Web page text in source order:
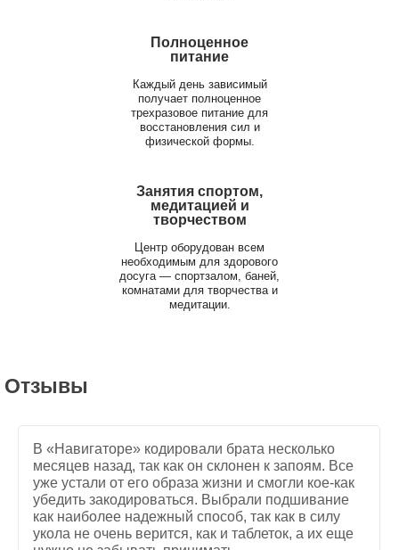
Полноценное
питание
Каждый день зависимый
получает полноценное
трехразовое питание для
восстановления сил и
физической формы.
Занятия спортом,
медитацией и
творчеством
Центр оборудован всем
необходимым для здорового
досуга — спортзалом, баней,
комнатами для творчества и
медитации.
Отзывы
В «Навигаторе» кодировали брата несколько
месяцев назад, так как он склонен к запоям. Все
уже устали от его образа жизни и смогли кое-как
убедить закодироваться. Выбрали подшивание
как наиболее надежный способ, так как в силу
укола не очень верится, как и таблеток, а их еще